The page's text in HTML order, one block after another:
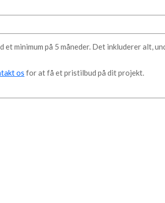
et minimum på 5 måneder. Det inkluderer
os for at få et pristilbud på dit projekt.